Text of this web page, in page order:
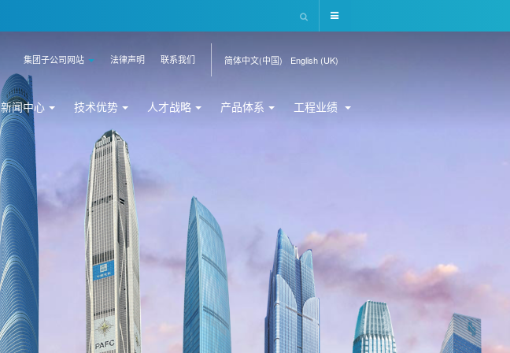
English (UK)
简体中文(中国)
联系我们
法律声明
集团子公司网站
新闻中心 技术优势 人才战略 产品体系 工程业绩